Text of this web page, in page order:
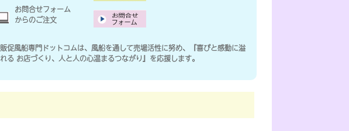
お問合せフォーム
からのご注文
販促風船専門ドットコムは、風船を通して売場活性に努め、『喜びと感動に溢
れる お店づくり、人と人の心温まるつながり』を応援します。